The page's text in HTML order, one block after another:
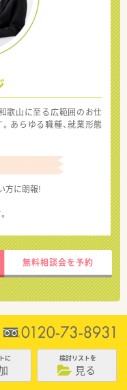
歌山に至る広範囲のお仕
あらゆる職種、就業形態
方に朗報!
無料相談会を予約
に 検討リストを
見る